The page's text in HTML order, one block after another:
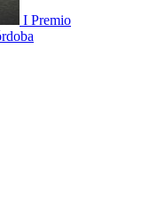
I Premio